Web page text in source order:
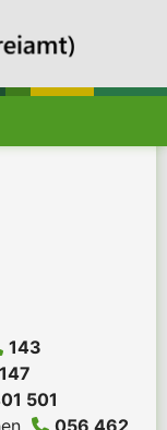
143
147
501
056 462